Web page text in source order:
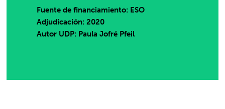
Fuente de financiamiento: ESO
Adjudicación: 2020
Autor UDP: Paula Jofré Pfeil